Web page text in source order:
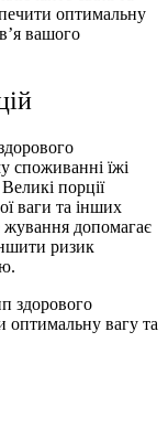
оптимальну
вашого
споживанні їжі
порції
ваги та інших
жування допомагає
ризик
здорового
оптимальну вагу та